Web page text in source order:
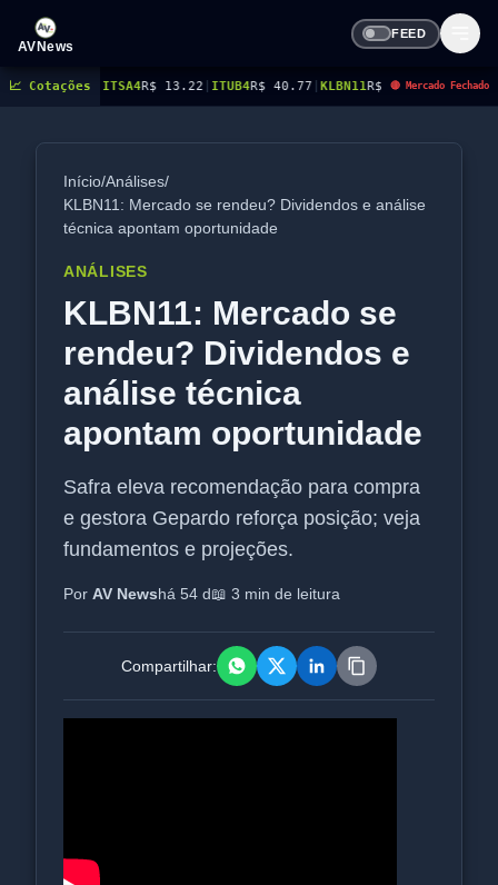
AVNews
FEED
📈 Cotações
|ITSA4R$ 13.22|ITUB4 R$ 40.77|KLBN11R$ 18.01|KLBN3 R$ 3.62| KLBN4
🔴 Mercado Fechado
Início/Análises/
KLBN11: Mercado se rendeu? Dividendos e análise
técnica apontam oportunidade
ANÁLISES
KLBN11: Mercado se
rendeu? Dividendos e
análise técnica
apontam oportunidade
Safra eleva recomendação para compra
e gestora Gepardo reforça posição; veja
fundamentos e projeções.
Por AV Newshá 54 d📖 3 min de leitura
Compartilhar: